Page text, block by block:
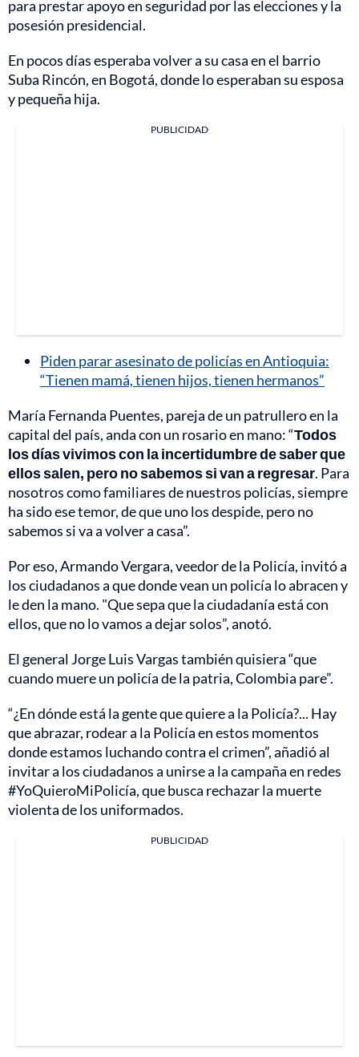
para prestar apoyo en seguridad por las elecciones y la
posesión presidencial.
En pocos días esperaba volver a su casa en el barrio
Suba Rincón, en Bogotá, donde lo esperaban su esposa
y pequeña hija.
PUBLICIDAD
Piden parar asesinato de policías en Antioquia:
“Tienen mamá, tienen hijos, tienen hermanos”
María Fernanda Puentes, pareja de un patrullero en la
capital del país, anda con un rosario en mano: “Todos
los días vivimos con la incertidumbre de saber que
ellos salen, pero no sabemos si van a regresar. Para
nosotros como familiares de nuestros policías, siempre
ha sido ese temor, de que uno los despide, pero no
sabemos si va a volver a casa”.
Por eso, Armando Vergara, veedor de la Policía, invitó a
los ciudadanos a que donde vean un policía lo abracen y
le den la mano. "Que sepa que la ciudadanía está con
ellos, que no lo vamos a dejar solos”, anotó.
El general Jorge Luis Vargas también quisiera “que
cuando muere un policía de la patria, Colombia pare”.
“¿En dónde está la gente que quiere a la Policía?... Hay
que abrazar, rodear a la Policía en estos momentos
donde estamos luchando contra el crimen”, añadió al
invitar a los ciudadanos a unirse a la campaña en redes
#YoQuieroMiPolicía, que busca rechazar la muerte
violenta de los uniformados.
PUBLICIDAD